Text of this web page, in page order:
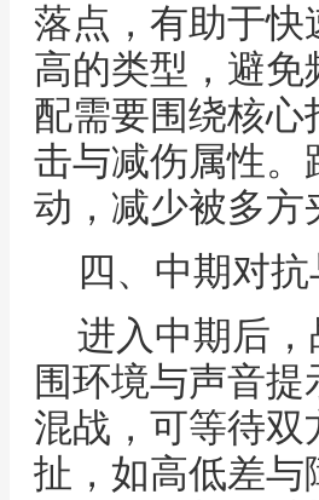
落点，有助于快
高的类型，避
配需要围绕核
击与减伤属性。
动，减少被多方
四、中期对
进入中期后
围环境与声音
混战，可等待
扯，如高低差与